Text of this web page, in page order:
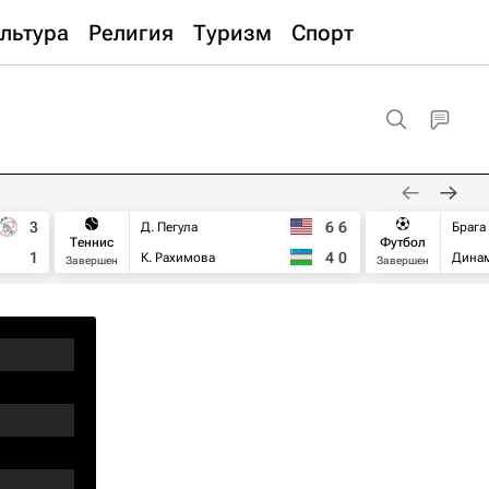
Религия Туризм Спорт
3
1
Теннис
Завершен
Д. Пегула
К. Рахимова
6 6
4 0
Футбол
Завершен
Брага